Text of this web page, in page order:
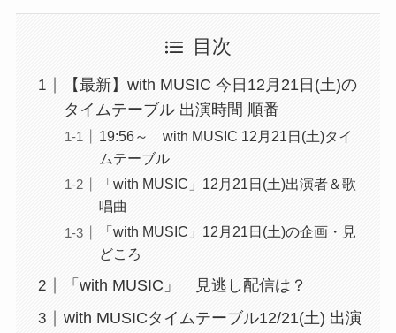
目次
【最新】with MUSIC 今日12月21日(土)の
タイムテーブル 出演時間 順番
19:56～ with MUSIC 12月21日(土)タイ
ムテーブル
「with MUSIC」12月21日(土)出演者＆歌
唱曲
「with MUSIC」12月21日(土)の企画・見
どころ
「with MUSIC」 見逃し配信は？
with MUSICタイムテーブル12/21(土) 出演